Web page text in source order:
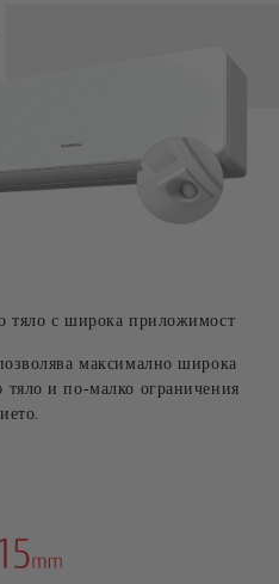
тяло с широка приложимост
максимално широка
и по-малко ограничения